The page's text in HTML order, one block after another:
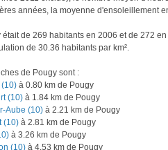
années, la moyenne d'ensoleillement
de 269 habitants en 2006 et de 272
de 30.36 habitants par km².
de Pougy sont :
(10) à 0.80 km de Pougy
(10) à 1.84 km de Pougy
Aube (10) à 2.21 km de Pougy
(10) à 2.81 km de Pougy
à 3.26 km de Pougy
(10) à 4.53 km de Pougy